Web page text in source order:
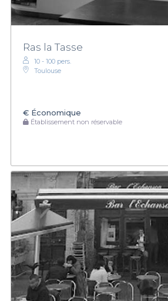
Ras la Tasse
10 - 100 pers.
Toulouse
€ Économique
Établissement non réservable